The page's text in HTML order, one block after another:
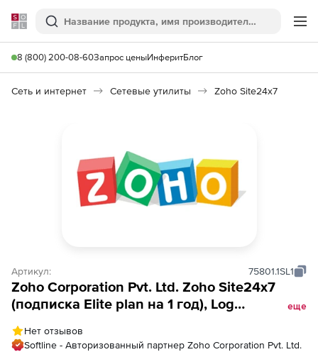
Softline
Поиск
8 (800) 200-08-60Запрос ценыИнферитБлог
Сеть и интернет Сетевые утилиты Zoho Site24x7
Артикул: 75801.1SL1
Zoho Corporation Pvt. Ltd. Zoho Site24x7
(подписка Elite plan на 1 год), Log
Logs
еще
Нет отзывов
Softline - Авторизованный партнер Zoho Corporation Pvt. Ltd.